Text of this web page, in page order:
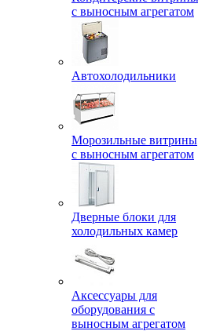
с выносным агрегатом
Автохолодильники
Морозильные витрины
с выносным агрегатом
Дверные блоки для
холодильных камер
Аксессуары для
оборудования с
выносным агрегатом